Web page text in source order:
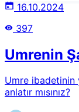
16.10.2024
397
Umrenin
Umre ibadetinin
anlatır mısınız?